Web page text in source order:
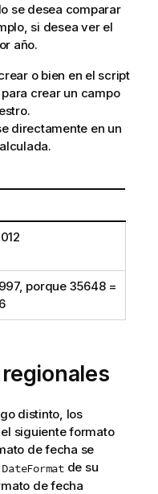
se desea comparar
si desea ver el
año.
o bien en el script
crear un campo
directamente en un
porque 35648 =
distinto, los
siguiente formato
de fecha se
DateFormatde su
de fecha